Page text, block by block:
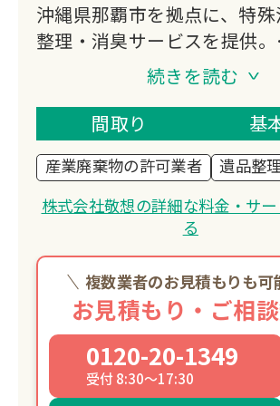
沖縄県那覇市を拠点に、特
整理・消臭サービスを提供。
事件現場特殊清掃センター認
理士認定協会認定の資格を持
ッフが、孤独死現場やゴミ屋
ど、心を込めてお手伝いしま
沖縄本島全域対応可能です。
続きを読む
間取り
基
産業廃棄物の許可業者
遺品整
株式会社敬想の詳細な料金・サ
る
複数業者のお見積もりも可
お見積もり・ご相
0120-20-1349
受付 8:30～17:30